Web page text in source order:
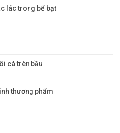
lác trong bể bạt
cá trèn bầu
thương phẩm